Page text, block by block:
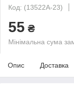
Код: (13522A-23)
55 ₴
Мінімальна сума
Опис Доставка